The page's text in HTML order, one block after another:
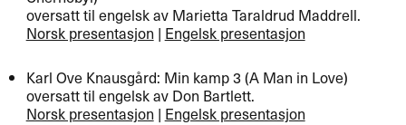
oversatt til engelsk av Marietta Taraldrud Maddrell.
Norsk presentasjon | Engelsk presentasjon
Karl Ove Knausgård: Min kamp 3 (A Man in Love)
oversatt til engelsk av Don Bartlett.
Norsk presentasjon | Engelsk presentasjon